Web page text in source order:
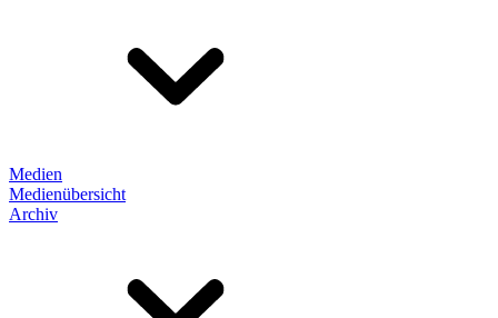
Medien
Medienübersicht
Archiv